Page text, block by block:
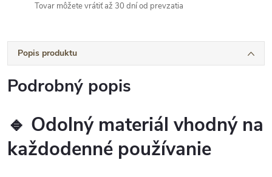
Tovar môžete vrátiť až 30 dní od prevzatia
Popis produktu
Podrobný popis
🔹 Odolný materiál vhodný na
každodenné používanie